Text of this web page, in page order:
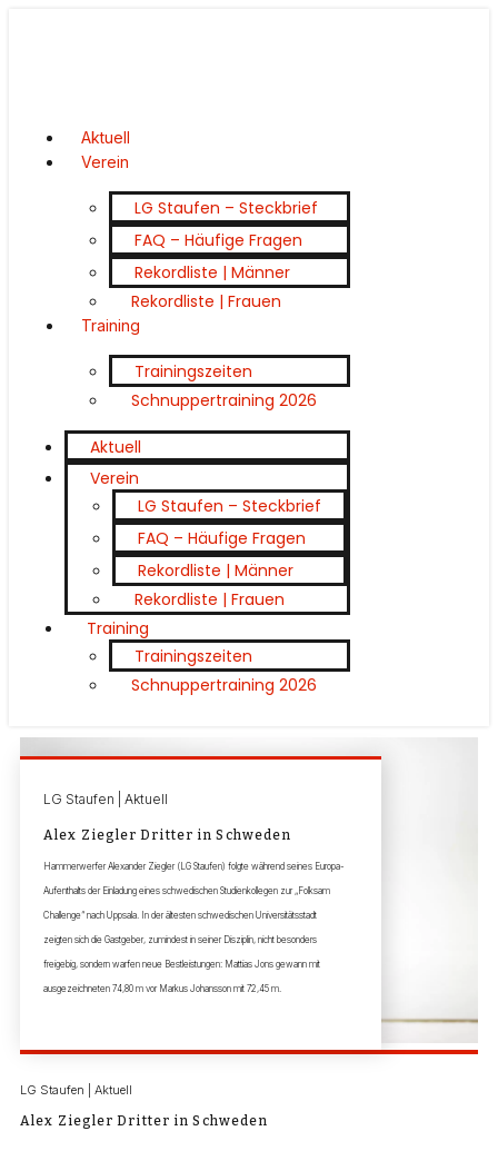
Aktuell
Verein
LG Staufen – Steckbrief
FAQ – Häufige Fragen
Rekordliste | Männer
Rekordliste | Frauen
Training
Trainingszeiten
Schnuppertraining 2026
Aktuell
Verein
LG Staufen – Steckbrief
FAQ – Häufige Fragen
Rekordliste | Männer
Rekordliste | Frauen
Training
Trainingszeiten
Schnuppertraining 2026
LG Staufen | Aktuell
Alex Ziegler Dritter in Schweden
Hammerwerfer Alexander Ziegler (LG Staufen) folgte während seines Europa-
Aufenthalts der Einladung eines schwedischen Studienkollegen zur „Folksam
Challenge“ nach Uppsala. In der ältesten schwedischen Universitätsstadt
zeigten sich die Gastgeber, zumindest in seiner Disziplin, nicht besonders
freigebig, sondern warfen neue Bestleistungen: Mattias Jons gewann mit
ausgezeichneten 74,80 m vor Markus Johansson mit 72,45 m.
LG Staufen | Aktuell
Alex Ziegler Dritter in Schweden